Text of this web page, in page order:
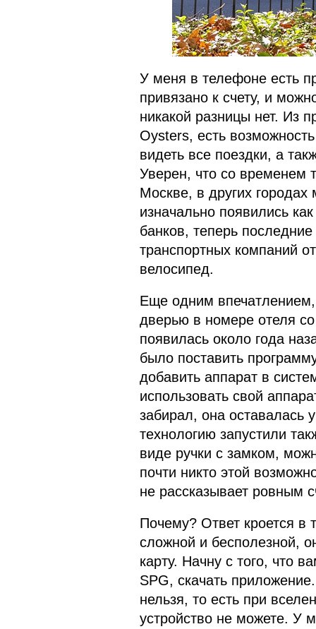
У меня в телефоне есть
привязано к счету, и
никакой разницы нет. Из
Oysters, есть
видеть все поездки, а
Уверен, что со временем
Москве, в других городах
изначально появились
банков, теперь
транспортных компаний
велосипед.
Еще одним
дверью в номере отеля
появилась около года
было поставить
добавить аппарат в
использовать свой
забирал, она оставалась
технологию запустили
виде ручки с замком,
почти никто этой
не рассказывает ровным
Почему? Ответ кроется в
сложной и бесполезной,
карту. Начну с того, что
SPG, скачать
нельзя, то есть при
устройство не можете. У